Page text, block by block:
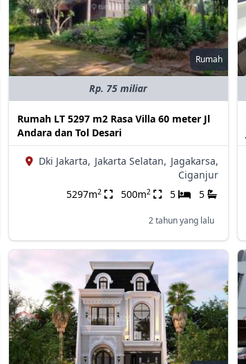
Rumah
Rp. 75 miliar
Rumah LT 5297 m2 Rasa Villa 60 meter Jl
Andara dan Tol Desari
Dki Jakarta, Jakarta Selatan, Jagakarsa,
Ciganjur
5297m2 500m2 5 5
2 tahun yang lalu